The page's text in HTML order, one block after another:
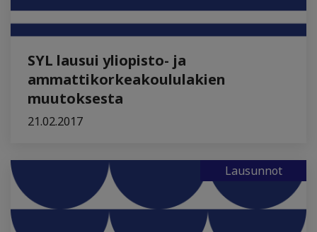
SYL lausui yliopisto- ja
ammattikorkeakoululakien
muutoksesta
21.02.2017
Lausunnot